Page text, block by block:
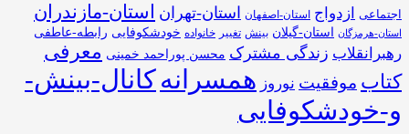
اجتماعی ازدواج استان-اصفهان استان-تهران استان-مازندران
استان-هرمزگان استان-گیلان بینش تغییر خانواده خودشکوفایی رابطه-عاطفی
رهبرانقلاب زندگی مشترک محسن پوراحمد خمینی معرفی
کتاب موفقیت نوروز همسرانهکانال-بینش-
و-خودشکوفایی